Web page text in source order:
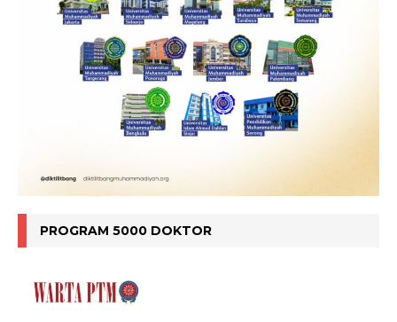
PROGRAM 5000 DOKTOR